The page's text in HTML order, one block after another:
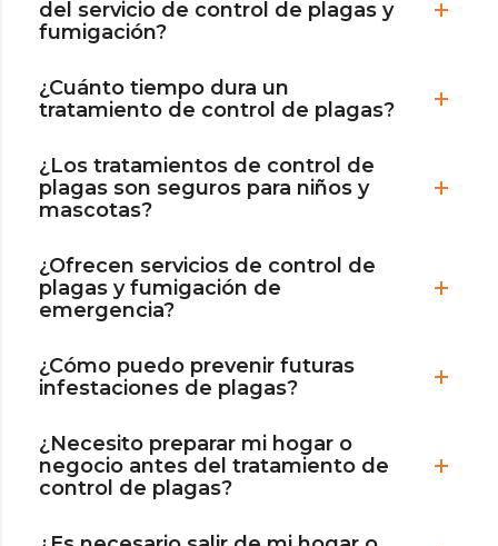
del servicio de control de plagas y
fumigación?
¿Cuánto tiempo dura un
tratamiento de control de plagas?
¿Los tratamientos de control de
plagas son seguros para niños y
mascotas?
¿Ofrecen servicios de control de
plagas y fumigación de
emergencia?
¿Cómo puedo prevenir futuras
infestaciones de plagas?
¿Necesito preparar mi hogar o
negocio antes del tratamiento de
control de plagas?